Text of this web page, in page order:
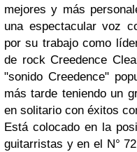
mejores y más
una espectacular voz
por su trabajo como
de rock Creedence
"sonido Creedence"
más tarde teniendo un
en solitario con éxitos
Está colocado en la
guitarristas y en el N°